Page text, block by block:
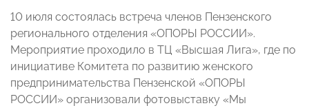
10 июля состоялась встреча членов Пензенского
регионального отделения «ОПОРЫ РОССИИ».
Мероприятие проходило в ТЦ «Высшая Лига», где по
инициативе Комитета по развитию женского
предпринимательства Пензенской «ОПОРЫ
РОССИИ» организовали фотовыставку «Мы